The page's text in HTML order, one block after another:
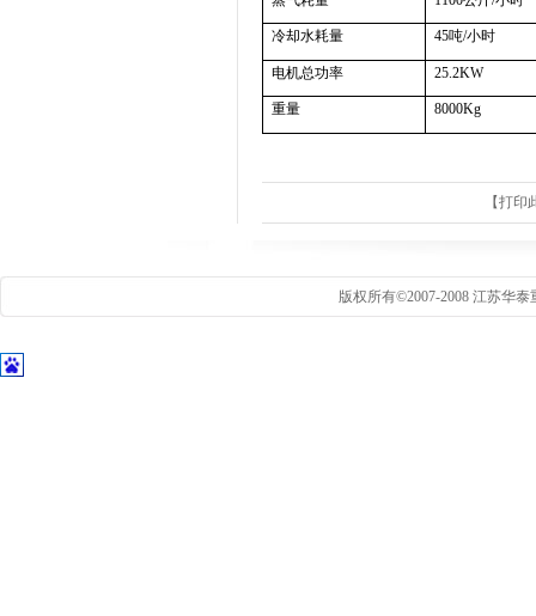
冷却水耗量 45吨/小时
电机总功率 25.2KW
重量 8000Kg
【打印
版权所有©2007-2008 江苏华